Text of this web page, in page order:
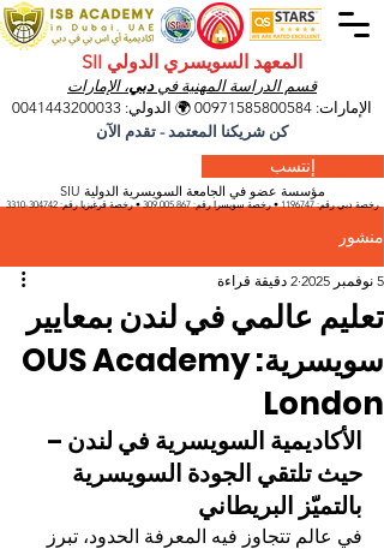
المعهد السويسري الدولي SII
قسم الدراسة المهنية فيدبي، الإمارات
إنتسب
مؤسسة عضو في الجامعة السويسرية الدولية SIU
رخصة دبي رقم:1196747• رخصة سويسرا رقم:309.005.867• رخصة قرغيزيارقم:304742-3310
الإمارات: 00971585800584 🌍 الدولي: 0041443200033
كن شريكنا المعتمد - تقدم الآن
منشور
تعليم عالمي في لندن بمعايير
سويسرية: OUS Academy
London
5 نوفمبر 2025 2 دقيقة قراءة
الأكاديمية السويسرية في لندن –
حيث تلتقي الجودة السويسرية
بالتميّز البريطاني
في عالمٍ تتجاوز فيه المعرفة الحدود، تبرز